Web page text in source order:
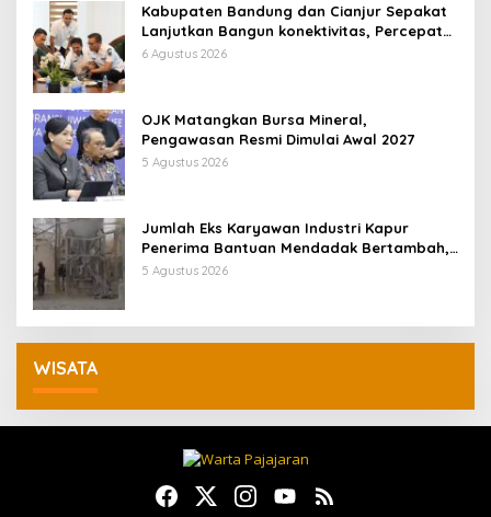
Kabupaten Bandung dan Cianjur Sepakat
Lanjutkan Bangun konektivitas, Percepat
Pertumbuhan Ekonomi Daerah
6 Agustus 2026
OJK Matangkan Bursa Mineral,
Pengawasan Resmi Dimulai Awal 2027
5 Agustus 2026
Jumlah Eks Karyawan Industri Kapur
Penerima Bantuan Mendadak Bertambah,
KDM: Kita Identifikasi
5 Agustus 2026
WISATA